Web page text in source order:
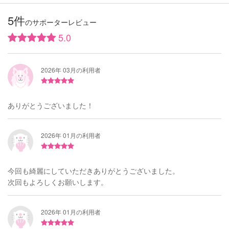
5件のサポーターレビュー
5.0
2026年 03月の利用者
ありがとうございました！
2026年 01月の利用者
今回も綺麗にしていただきありがとうございました。
次回もよろしくお願いします。
2026年 01月の利用者